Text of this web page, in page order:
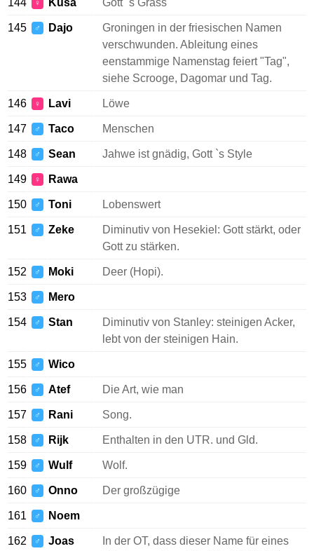
144 ♀ Kusa Gott `s Grass
145 ♂ Dajo
Groningen in der friesischen Namen
verschwunden. Ableitung eines
eenstammige Namenstag feiert "Tag",
siehe Scrooge, Dagomar und Tag.
146 ♀ Lavi Löwe
147 ♂ Taco Menschen
148 ♂ Sean Jahwe ist gnädig, Gott `s Style
149 ♀ Rawa
150 ♂ Toni Lobenswert
151 ♂ Zeke
Diminutiv von Hesekiel: Gott stärkt, oder
Gott zu stärken.
152 ♂ Moki Deer (Hopi).
153 ♂ Mero
154 ♂ Stan
Diminutiv von Stanley: steinigen Acker,
lebt von der steinigen Hain.
155 ♂ Wico
156 ♂ Atef Die Art, wie man
157 ♂ Rani Song.
158 ♂ Rijk Enthalten in den UTR. und Gld.
159 ♂ Wulf Wolf.
160 ♂ Onno Der großzügige
161 ♂ Noem
162 ♂ Joas
In der OT, dass dieser Name für eines